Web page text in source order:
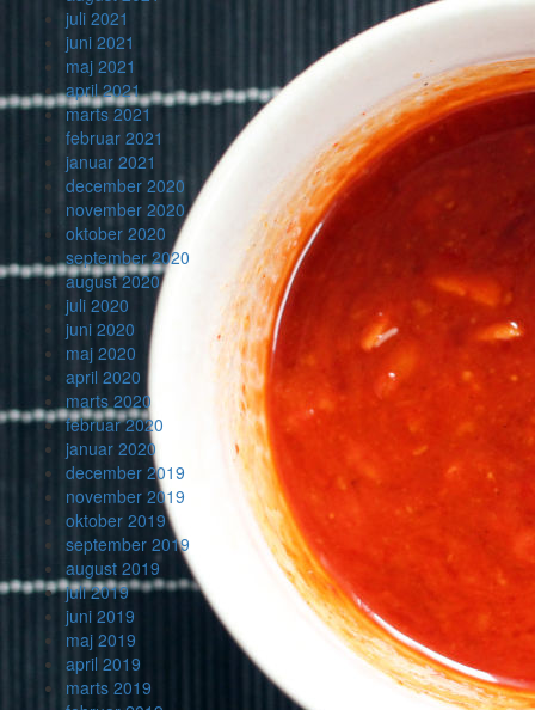
juli 2021
juni 2021
maj 2021
april 2021
marts 2021
februar 2021
januar 2021
december 2020
november 2020
oktober 2020
september 2020
august 2020
juli 2020
juni 2020
maj 2020
april 2020
marts 2020
februar 2020
januar 2020
december 2019
november 2019
oktober 2019
september 2019
august 2019
juli 2019
juni 2019
maj 2019
april 2019
marts 2019